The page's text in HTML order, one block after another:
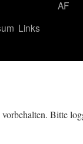
AF
Links
Bitte